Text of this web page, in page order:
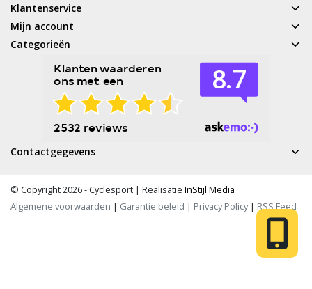
Klantenservice
Mijn account
Categorieën
Contactgegevens
© Copyright 2026 - Cyclesport | Realisatie InStijl Media
Algemene voorwaarden | Garantie beleid | Privacy Policy| RSS Feed